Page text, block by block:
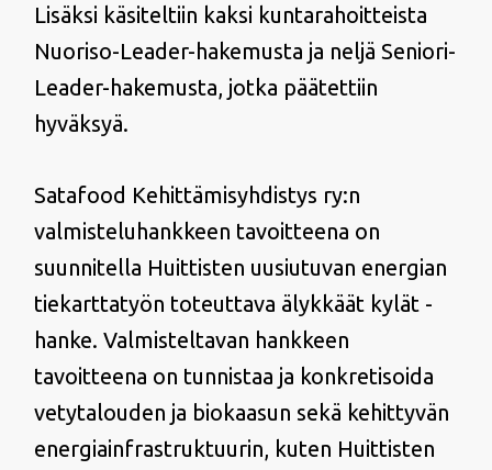
Lisäksi käsiteltiin kaksi kuntarahoitteista
Nuoriso-Leader-hakemusta ja neljä Seniori-
Leader-hakemusta, jotka päätettiin
hyväksyä.
Satafood Kehittämisyhdistys ry:n
valmisteluhankkeen tavoitteena on
suunnitella Huittisten uusiutuvan energian
tiekarttatyön toteuttava älykkäät kylät -
hanke. Valmisteltavan hankkeen
tavoitteena on tunnistaa ja konkretisoida
vetytalouden ja biokaasun sekä kehittyvän
energiainfrastruktuurin, kuten Huittisten